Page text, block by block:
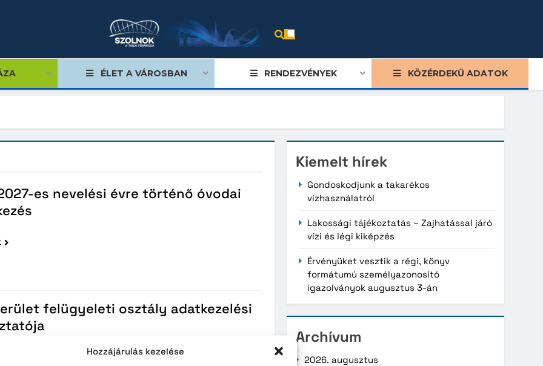
Hozzájárulás kezelése
ÉLET A VÁROSBAN RENDEZVÉNYEK KÖZÉRDEKŰ ADATOK
es nevelési évre történő óvodai
felügyeleti osztály adatkezelési
Kiemelt hírek
Gondoskodjunk a takarékos
vízhasználatról
Lakossági tájékoztatás – Zajhatással járó
vízi és légi kiképzés
Érvényüket vesztik a régi, könyv
formátumú személyazonosító
igazolványok augusztus 3-án
Archívum
2026. augusztus